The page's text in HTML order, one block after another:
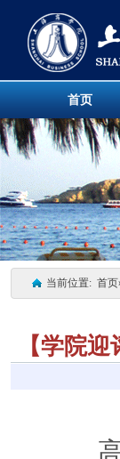
首页
当前位置: 首页
【学院